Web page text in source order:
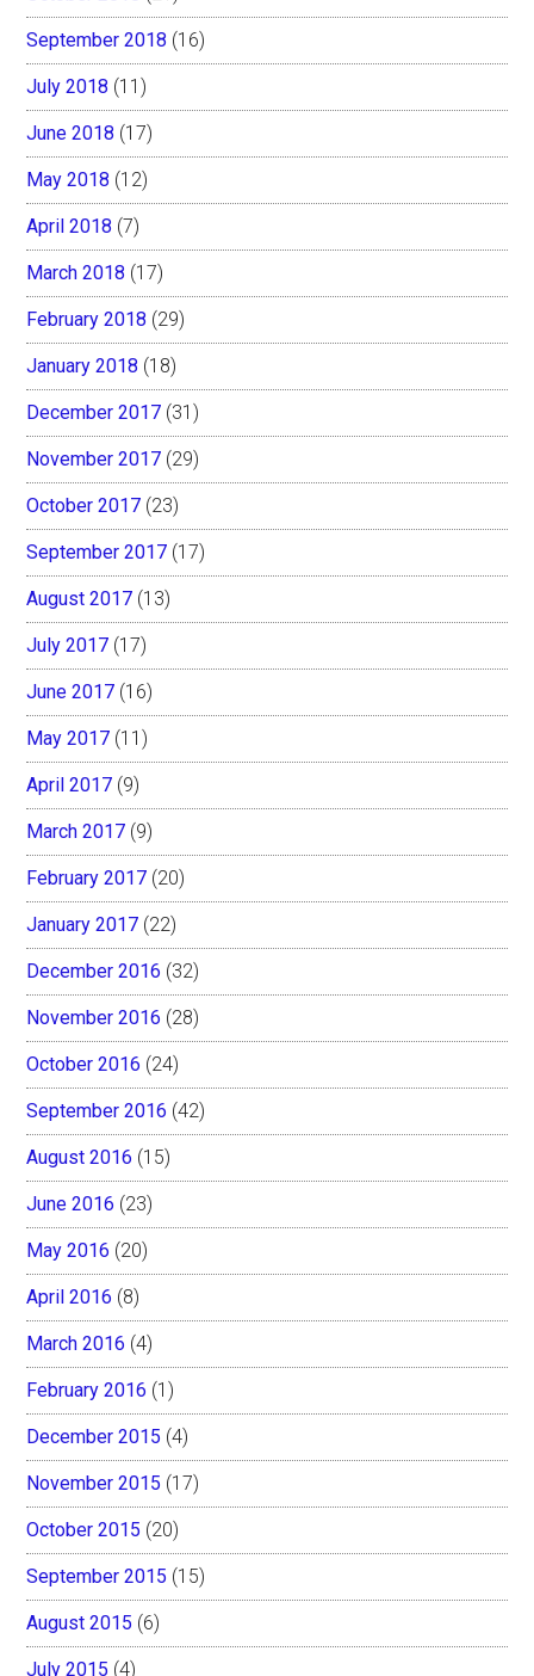
September 2018 (16)
July 2018 (11)
June 2018 (17)
May 2018 (12)
April 2018 (7)
March 2018 (17)
February 2018 (29)
January 2018 (18)
December 2017 (31)
November 2017 (29)
October 2017 (23)
September 2017 (17)
August 2017 (13)
July 2017 (17)
June 2017 (16)
May 2017 (11)
April 2017 (9)
March 2017 (9)
February 2017 (20)
January 2017 (22)
December 2016 (32)
November 2016 (28)
October 2016 (24)
September 2016 (42)
August 2016 (15)
June 2016 (23)
May 2016 (20)
April 2016 (8)
March 2016 (4)
February 2016 (1)
December 2015 (4)
November 2015 (17)
October 2015 (20)
September 2015 (15)
August 2015 (6)
July 2015 (4)